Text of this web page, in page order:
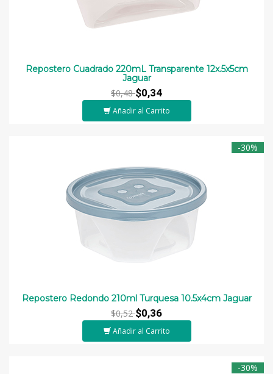
Repostero Cuadrado 220mL Transparente 12x.5x5cm
Jaguar
$0,48$0,34
Añadir al Carrito
-30%
Repostero Redondo 210ml Turquesa 10.5x4cm Jaguar
$0,52$0,36
Añadir al Carrito
-30%